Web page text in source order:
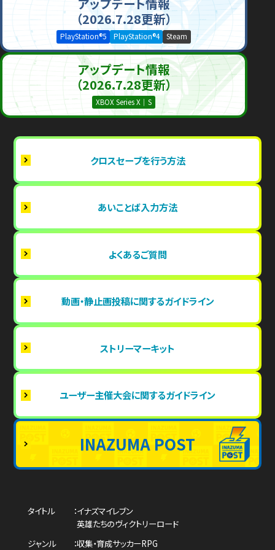
（2026.7.28更新）
PlayStation®5 PlayStation®4 Steam
アップデート情報
（2026.7.28更新）
XBOX Series X｜S
クロスセーブを行う方法
あいことば入力方法
よくあるご質問
動画・静止画投稿に関するガイドライン
ストリーマーキット
ユーザー主催大会に関するガイドライン
INAZUMA POST
タイトル
イナズマイレブン
英雄たちのヴィクトリーロード
ジャンル
収集・育成サッカーRPG